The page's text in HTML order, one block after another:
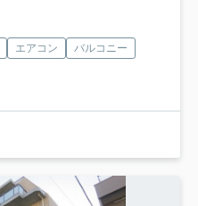
エアコン
バルコニー